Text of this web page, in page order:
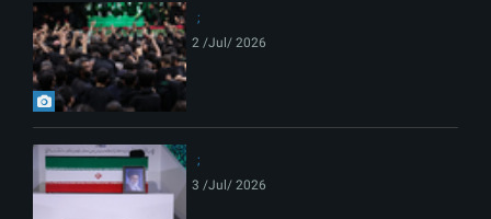
2 /Jul/ 2026
3 /Jul/ 2026